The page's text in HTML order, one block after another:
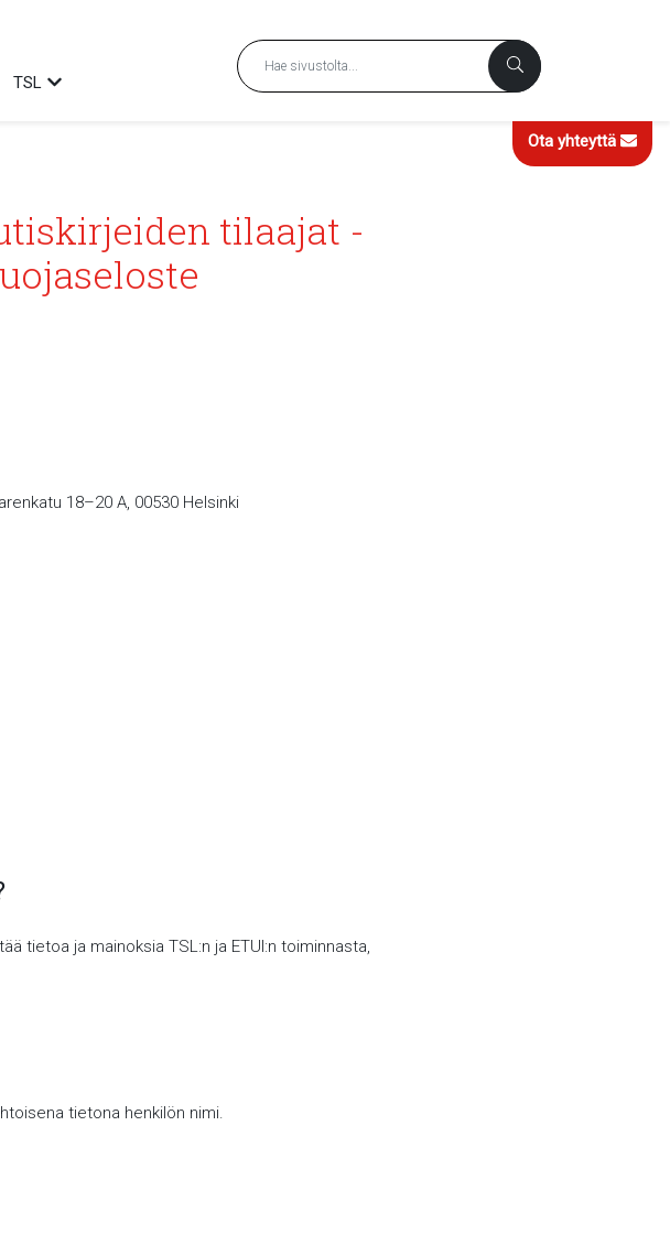
TSL Avaa alavalikko
Ota yhteyttä
tilaajat -
18–20 A, 00530 Helsinki
tietoa ja mainoksia TSL:n ja ETUI:n toiminnasta,
tietona henkilön nimi.